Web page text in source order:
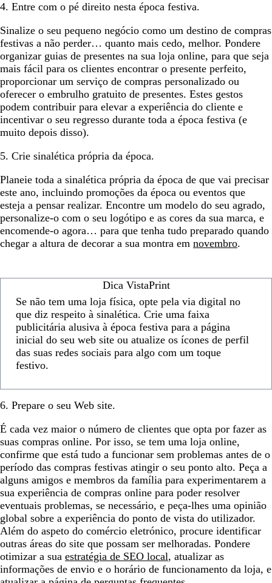
4. Entre com o pé direito nesta época festiva.
Sinalize o seu pequeno negócio como um destino de compras
festivas a não perder… quanto mais cedo, melhor. Pondere
organizar guias de presentes na sua loja online, para que seja
mais fácil para os clientes encontrar o presente perfeito,
proporcionar um serviço de compras personalizado ou
oferecer o embrulho gratuito de presentes. Estes gestos
podem contribuir para elevar a experiência do cliente e
incentivar o seu regresso durante toda a época festiva (e
muito depois disso).
5. Crie sinalética própria da época.
Planeie toda a sinalética própria da época de que vai precisar
este ano, incluindo promoções da época ou eventos que
esteja a pensar realizar. Encontre um modelo do seu agrado,
personalize-o com o seu logótipo e as cores da sua marca, e
encomende-o agora… para que tenha tudo preparado quando
chegar a altura de decorar a sua montra em novembro.
Dica VistaPrint
Se não tem uma loja física, opte pela via digital no
que diz respeito à sinalética. Crie uma faixa
publicitária alusiva à época festiva para a página
inicial do seu web site ou atualize os ícones de perfil
das suas redes sociais para algo com um toque
festivo.
6. Prepare o seu Web site.
É cada vez maior o número de clientes que opta por fazer as
suas compras online. Por isso, se tem uma loja online,
confirme que está tudo a funcionar sem problemas antes de o
período das compras festivas atingir o seu ponto alto. Peça a
alguns amigos e membros da família para experimentarem a
sua experiência de compras online para poder resolver
eventuais problemas, se necessário, e peça-lhes uma opinião
global sobre a experiência do ponto de vista do utilizador.
Além do aspeto do comércio eletrónico, procure identificar
outras áreas do site que possam ser melhoradas. Pondere
otimizar a sua estratégia de SEO local, atualizar as
informações de envio e o horário de funcionamento da loja, e